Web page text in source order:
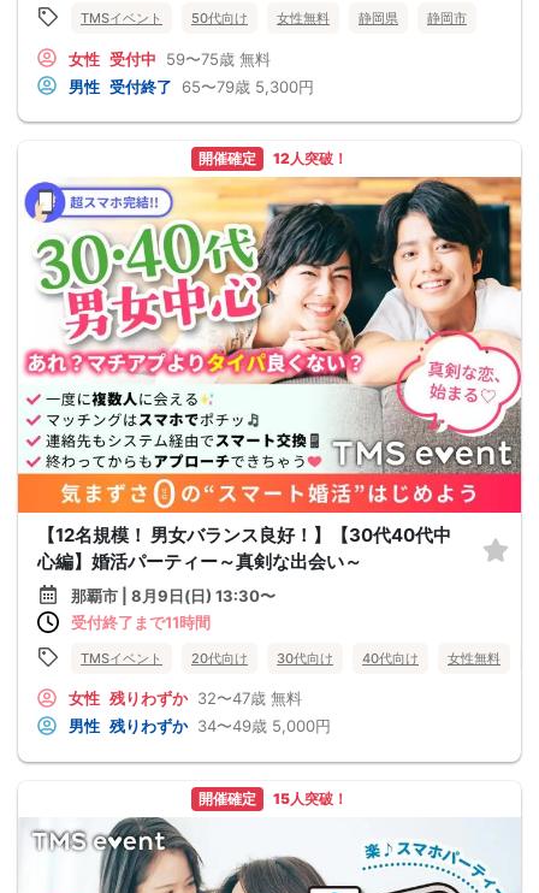
TMSイベント 50代向け 女性無料 静岡県 静岡市
女性 受付中 59〜75歳 無料
男性 受付終了 65〜79歳 5,300円
開催確定 12人突破！
【12名規模！ 男女バランス良好！】【30代40代中
心編】婚活パーティー～真剣な出会い～
那覇市 | 8月9日(日) 13:30〜
受付終了まで11時間
TMSイベント 20代向け 30代向け 40代向け 女性無料
女性 残りわずか 32〜47歳 無料
男性 残りわずか 34〜49歳 5,000円
開催確定 15人突破！